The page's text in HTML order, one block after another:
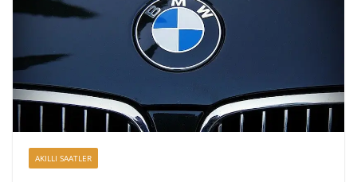
AKILLI SAATLER